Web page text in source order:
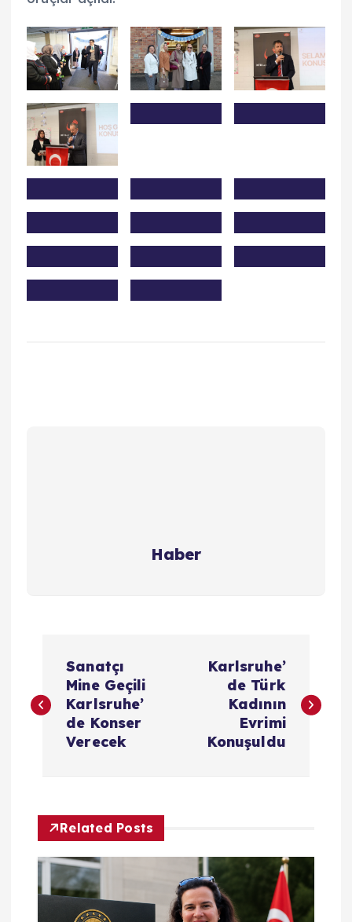
Haber
a
g
e
z
Sanatçı
Mine Geçili
Karlsruhe’
de Konser
Verecek
Karlsruhe’
de Türk
Kadının
Evrimi
Konuşuldu
Related Posts